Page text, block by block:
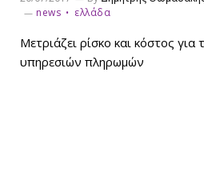
news
ελλάδα
Μετριάζει ρίσκο και κόστος
υπηρεσιών πληρωμών